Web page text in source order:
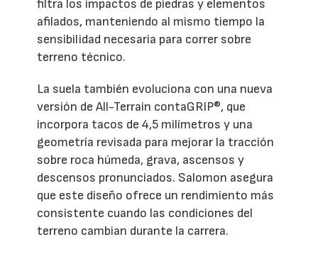
filtra los impactos de piedras y elementos
afilados, manteniendo al mismo tiempo la
sensibilidad necesaria para correr sobre
terreno técnico.
La suela también evoluciona con una nueva
versión de All-Terrain contaGRIP®, que
incorpora tacos de 4,5 milímetros y una
geometría revisada para mejorar la tracción
sobre roca húmeda, grava, ascensos y
descensos pronunciados. Salomon asegura
que este diseño ofrece un rendimiento más
consistente cuando las condiciones del
terreno cambian durante la carrera.